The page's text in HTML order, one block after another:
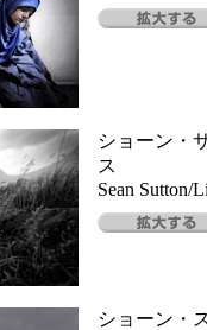
ショーン・
ス
Sean Sutton/
ショーン・